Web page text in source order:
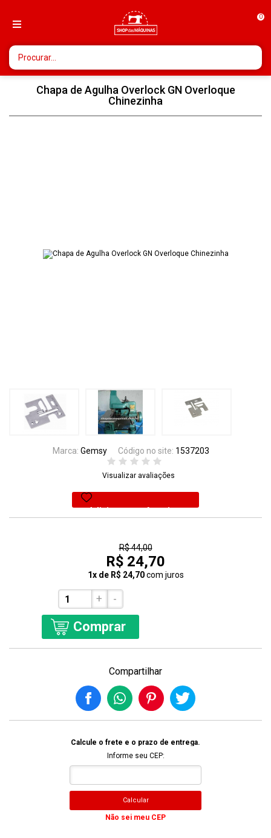
0
Chapa de Agulha Overlock GN Overloque
Chinezinha
Marca: Gemsy Código no site: 1537203
Visualizar avaliações
Adicionar aos favoritos
R$ 44,00
R$ 24,70
1x de R$ 24,70 com juros
+ -
Comprar
Compartilhar
Calcule o frete e o prazo de entrega.
Informe seu CEP:
Calcular
Não sei meu CEP